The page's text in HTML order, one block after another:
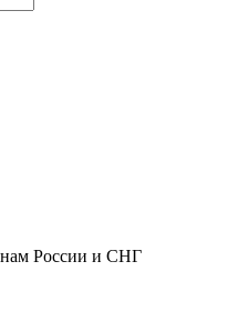
России и СНГ